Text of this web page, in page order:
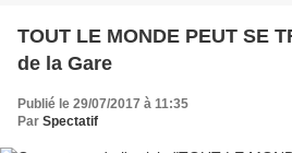
TOUT LE MONDE PEUT SE
de la Gare
Publié le 29/07/2017 à 11:35
Par Spectatif